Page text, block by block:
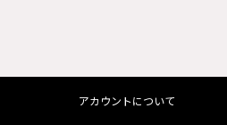
アカウントについて